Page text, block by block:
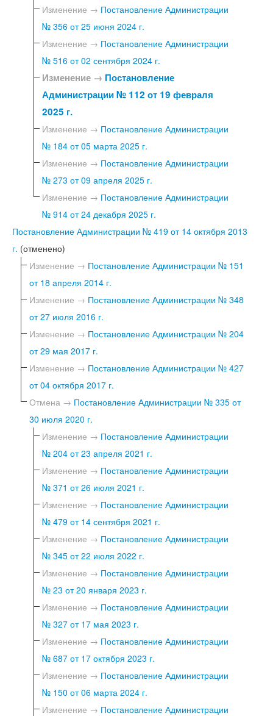
Изменение → Постановление Администрации
№ 356 от 25 июня 2024 г.
Изменение → Постановление Администрации
№ 516 от 02 сентября 2024 г.
Изменение → Постановление
Администрации № 112 от 19 февраля
2025 г.
Изменение → Постановление Администрации
№ 184 от 05 марта 2025 г.
Изменение → Постановление Администрации
№ 273 от 09 апреля 2025 г.
Изменение → Постановление Администрации
№ 914 от 24 декабря 2025 г.
Постановление Администрации № 419 от 14 октября 2013
г. (отменено)
Изменение → Постановление Администрации № 151
от 18 апреля 2014 г.
Изменение → Постановление Администрации № 348
от 27 июля 2016 г.
Изменение → Постановление Администрации № 204
от 29 мая 2017 г.
Изменение → Постановление Администрации № 427
от 04 октября 2017 г.
Отмена → Постановление Администрации № 335 от
30 июля 2020 г.
Изменение → Постановление Администрации
№ 204 от 23 апреля 2021 г.
Изменение → Постановление Администрации
№ 371 от 26 июля 2021 г.
Изменение → Постановление Администрации
№ 479 от 14 сентября 2021 г.
Изменение → Постановление Администрации
№ 345 от 22 июля 2022 г.
Изменение → Постановление Администрации
№ 23 от 20 января 2023 г.
Изменение → Постановление Администрации
№ 327 от 17 мая 2023 г.
Изменение → Постановление Администрации
№ 687 от 17 октября 2023 г.
Изменение → Постановление Администрации
№ 150 от 06 марта 2024 г.
Изменение → Постановление Администрации